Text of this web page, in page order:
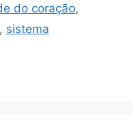
do coração,
, sistema